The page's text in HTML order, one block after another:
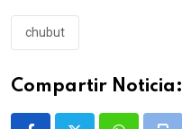
chubut
Compartir Noticia: